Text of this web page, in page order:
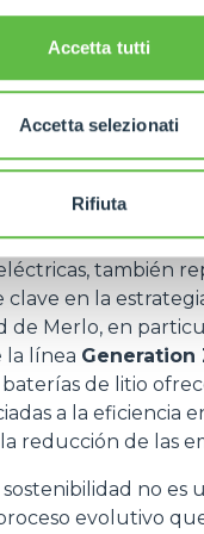
Accetta tutti
Accetta selezionati
Rifiuta
medioambiental
el transportador de
ambientes
modelo permite
la eficiencia
deben ser
baterías de litio,
también
en la
de Merlo, en
la línea Generation
de litio
a la eficiencia
reducción de las
no es
evolutivo